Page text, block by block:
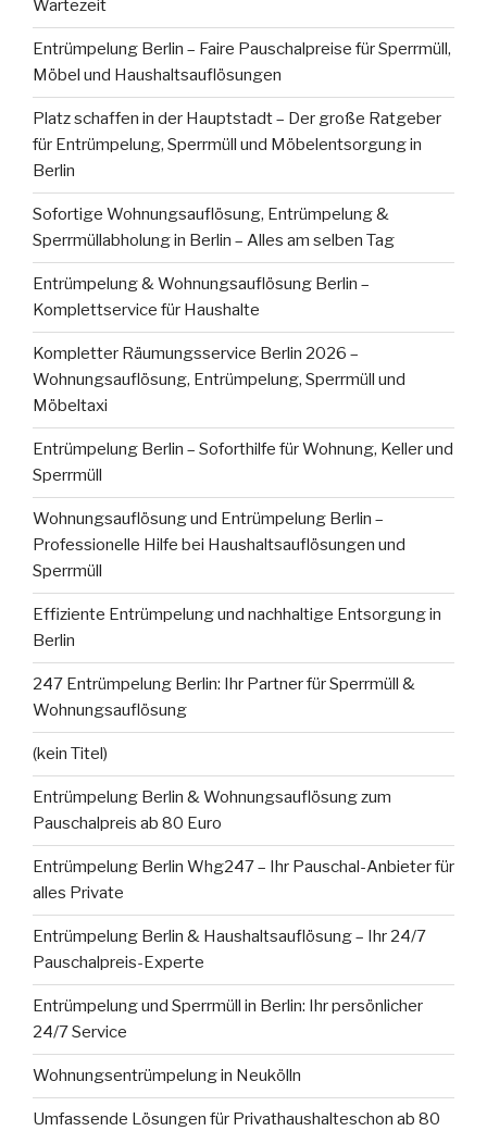
Wartezeit
Entrümpelung Berlin – Faire Pauschalpreise für Sperrmüll,
Möbel und Haushaltsauflösungen
Platz schaffen in der Hauptstadt – Der große Ratgeber
für Entrümpelung, Sperrmüll und Möbelentsorgung in
Berlin
Sofortige Wohnungsauflösung, Entrümpelung &
Sperrmüllabholung in Berlin – Alles am selben Tag
Entrümpelung & Wohnungsauflösung Berlin –
Komplettservice für Haushalte
Kompletter Räumungsservice Berlin 2026 –
Wohnungsauflösung, Entrümpelung, Sperrmüll und
Möbeltaxi
Entrümpelung Berlin – Soforthilfe für Wohnung, Keller und
Sperrmüll
Wohnungsauflösung und Entrümpelung Berlin –
Professionelle Hilfe bei Haushaltsauflösungen und
Sperrmüll
Effiziente Entrümpelung und nachhaltige Entsorgung in
Berlin
247 Entrümpelung Berlin: Ihr Partner für Sperrmüll &
Wohnungsauflösung
(kein Titel)
Entrümpelung Berlin & Wohnungsauflösung zum
Pauschalpreis ab 80 Euro
Entrümpelung Berlin Whg247 – Ihr Pauschal-Anbieter für
alles Private
Entrümpelung Berlin & Haushaltsauflösung – Ihr 24/7
Pauschalpreis-Experte
Entrümpelung und Sperrmüll in Berlin: Ihr persönlicher
24/7 Service
Wohnungsentrümpelung in Neukölln
Umfassende Lösungen für Privathaushalteschon ab 80